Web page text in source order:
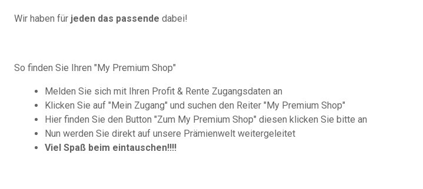
Wir haben für jeden das passende dabei!
So finden Sie Ihren "My Premium Shop"
Melden Sie sich mit Ihren Profit & Rente Zugangsdaten an
Klicken Sie auf "Mein Zugang" und suchen den Reiter "My Premium Shop"
Hier finden Sie den Button "Zum My Premium Shop" diesen klicken Sie bitte an
Nun werden Sie direkt auf unsere Prämienwelt weitergeleitet
Viel Spaß beim eintauschen!!!!